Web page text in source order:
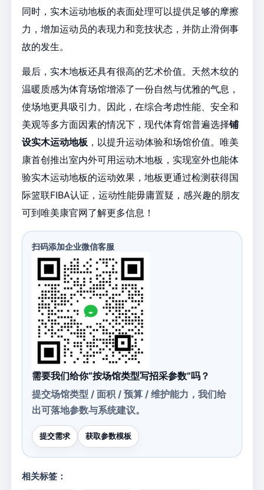
同时，实木运动地板的表面处理可以提供足够的摩擦
力，增加运动员的表现力和竞技状态，并防止滑倒事
故的发生。
最后，实木地板还具有很高的艺术价值。天然木纹的
温暖质感为体育场馆增添了一份自然与优雅的气息，
使场地更具吸引力。因此，在综合考虑性能、安全和
美观等多方面因素的情况下，现代体育馆普遍选择铺
设实木运动地板 ，以提升运动体验和场馆价值。唯美
康首创推出室内外可用运动木地板 ，实现室外也能体
验实木运动地板的运动效果，地板更通过检测获得国
际篮联FIBA认证，运动性能毋庸置疑，感兴趣的朋友
可到唯美康官网了解更多信息！
扫码添加企业微信客服
需要我们给你“按场馆类型写招采参数”吗？
提交场馆类型 / 面积 / 预算 / 维护能力，我们给
出可落地参数与系统建议。
提交需求 获取参数模板
相关标签：